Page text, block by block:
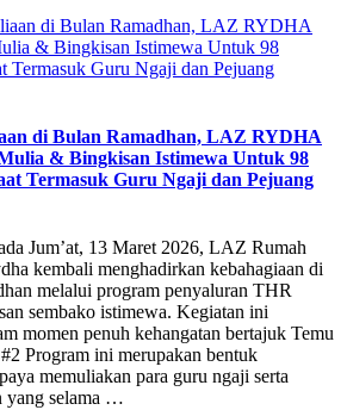
di Bulan Ramadhan, LAZ RYDHA
& Bingkisan Istimewa Untuk 98
Termasuk Guru Ngaji dan Pejuang
Jum’at, 13 Maret 2026, LAZ Rumah
kembali menghadirkan kebahagiaan di
melalui program penyaluran THR
sembako istimewa. Kegiatan ini
momen penuh kehangatan bertajuk Temu
Program ini merupakan bentuk
memuliakan para guru ngaji serta
yang selama …